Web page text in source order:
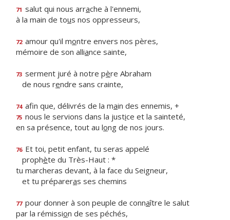
71 salut qui nous arrache à l'ennemi,
à la main de tous nos oppresseurs,
72 amour qu'il montre envers nos pères,
mémoire de son alliance sainte,
73 serment juré à notre père Abraham
de nous rendre sans crainte,
74 afin que, délivrés de la main des ennemis, +
75 nous le servions dans la justice et la sainteté,
en sa présence, tout au long de nos jours.
76 Et toi, petit enfant, tu seras appelé
prophète du Très-Haut : *
tu marcheras devant, à la face du Seigneur,
et tu prépareras ses chemins
77 pour donner à son peuple de connaître le salut
par la rémission de ses péchés,